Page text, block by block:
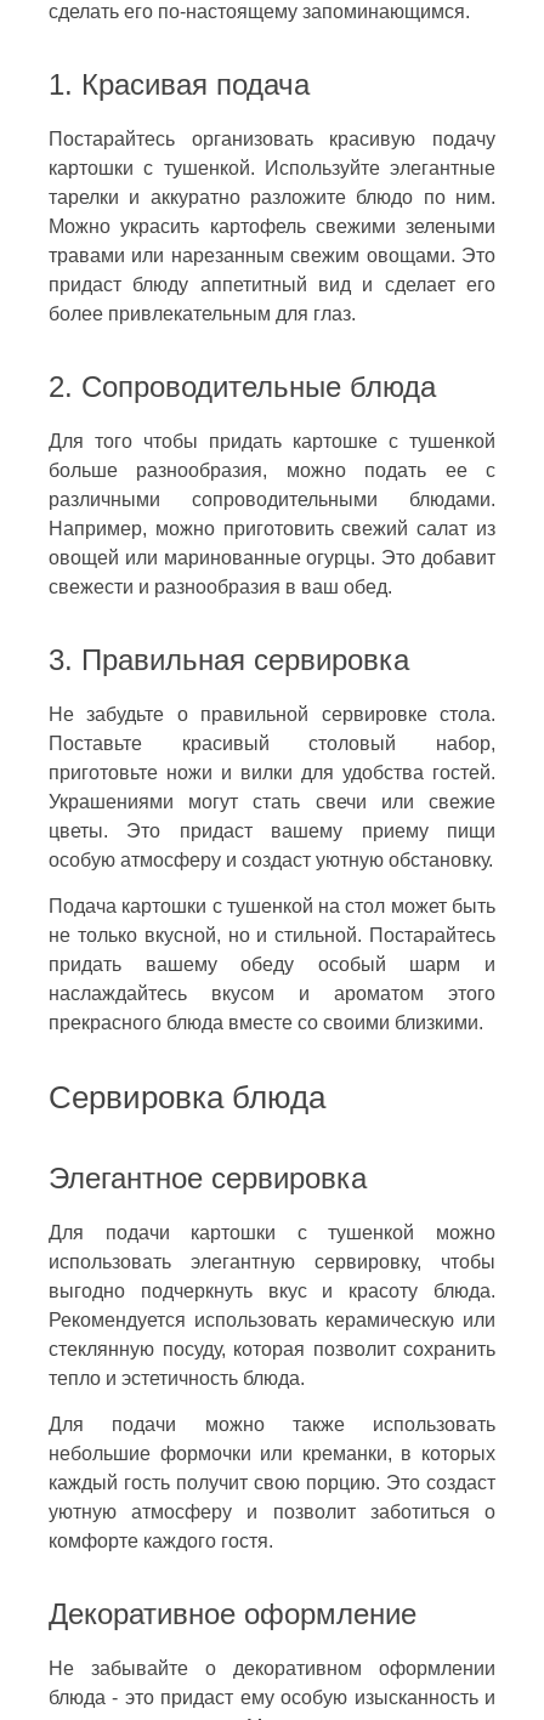
сделать его по-настоящему запоминающимся.
1. Красивая подача
Постарайтесь организовать красивую подачу
картошки с тушенкой. Используйте элегантные
тарелки и аккуратно разложите блюдо по ним.
Можно украсить картофель свежими зелеными
травами или нарезанным свежим овощами. Это
придаст блюду аппетитный вид и сделает его
более привлекательным для глаз.
2. Сопроводительные блюда
Для того чтобы придать картошке с тушенкой
больше разнообразия, можно подать ее с
различными сопроводительными блюдами.
Например, можно приготовить свежий салат из
овощей или маринованные огурцы. Это добавит
свежести и разнообразия в ваш обед.
3. Правильная сервировка
Не забудьте о правильной сервировке стола.
Поставьте красивый столовый набор,
приготовьте ножи и вилки для удобства гостей.
Украшениями могут стать свечи или свежие
цветы. Это придаст вашему приему пищи
особую атмосферу и создаст уютную обстановку.
Подача картошки с тушенкой на стол может быть
не только вкусной, но и стильной. Постарайтесь
придать вашему обеду особый шарм и
наслаждайтесь вкусом и ароматом этого
прекрасного блюда вместе со своими близкими.
Сервировка блюда
Элегантное сервировка
Для подачи картошки с тушенкой можно
использовать элегантную сервировку, чтобы
выгодно подчеркнуть вкус и красоту блюда.
Рекомендуется использовать керамическую или
стеклянную посуду, которая позволит сохранить
тепло и эстетичность блюда.
Для подачи можно также использовать
небольшие формочки или креманки, в которых
каждый гость получит свою порцию. Это создаст
уютную атмосферу и позволит заботиться о
комфорте каждого гостя.
Декоративное оформление
Не забывайте о декоративном оформлении
блюда - это придаст ему особую изысканность и